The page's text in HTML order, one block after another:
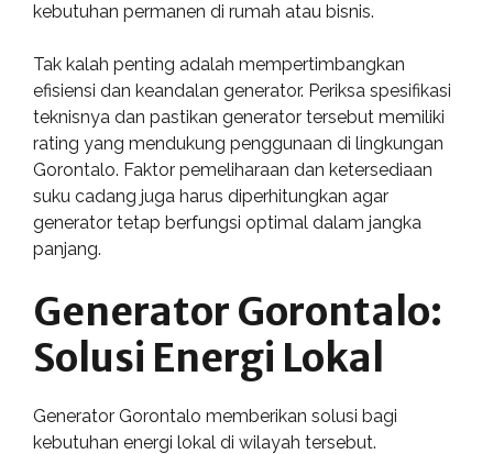
kebutuhan permanen di rumah atau bisnis.
Tak kalah penting adalah mempertimbangkan
efisiensi dan keandalan generator. Periksa spesifikasi
teknisnya dan pastikan generator tersebut memiliki
rating yang mendukung penggunaan di lingkungan
Gorontalo. Faktor pemeliharaan dan ketersediaan
suku cadang juga harus diperhitungkan agar
generator tetap berfungsi optimal dalam jangka
panjang.
Generator Gorontalo:
Solusi Energi Lokal
Generator Gorontalo memberikan solusi bagi
kebutuhan energi lokal di wilayah tersebut.